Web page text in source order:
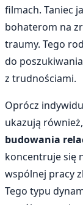
filmach. Taniec
bohaterom na
traumy. Tego
do
z trudnościami.
Oprócz
ukazują
budowania
koncentruje się
wspólnej pracy
Tego typu